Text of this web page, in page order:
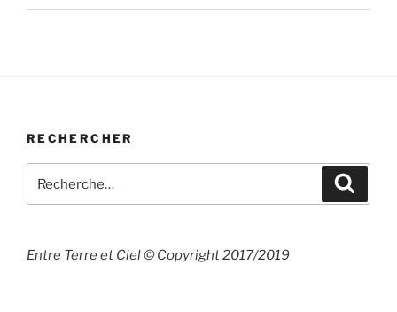
RECHERCHER
pour
Entre Terre et Ciel © Copyright 2017/2019